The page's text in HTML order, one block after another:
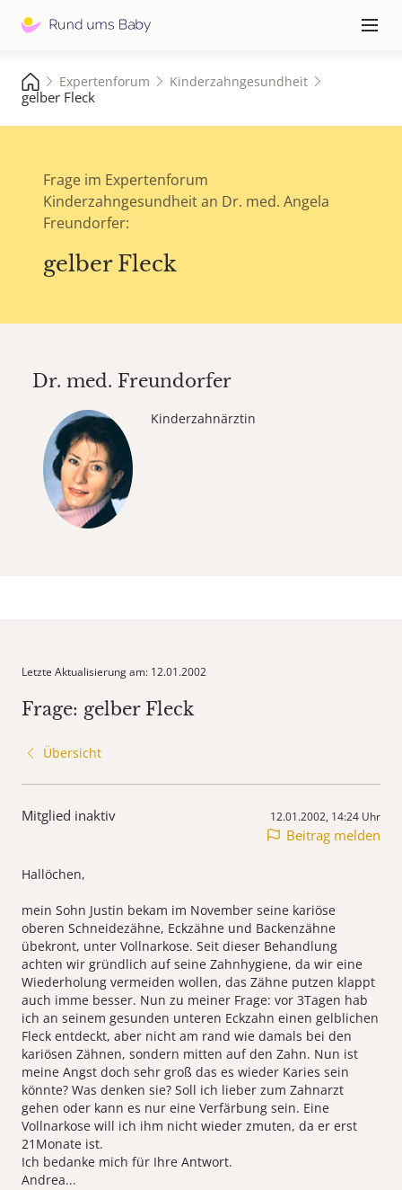
≡
Expertenforum Kinderzahngesundheit
gelber Fleck
Frage im Expertenforum
Kinderzahngesundheit an Dr. med. Angela
Freundorfer:
gelber Fleck
Dr. med. Freundorfer
Kinderzahnärztin
Letzte Aktualisierung am: 12.01.2002
Frage: gelber Fleck
Übersicht
Mitglied inaktiv 12.01.2002, 14:24 Uhr
Beitrag melden
Hallöchen,
mein Sohn Justin bekam im November seine kariöse
oberen Schneidezähne, Eckzähne und Backenzähne
übekront, unter Vollnarkose. Seit dieser Behandlung
achten wir gründlich auf seine Zahnhygiene, da wir eine
Wiederholung vermeiden wollen, das Zähne putzen klappt
auch imme besser. Nun zu meiner Frage: vor 3Tagen hab
ich an seinem gesunden unteren Eckzahn einen gelblichen
Fleck entdeckt, aber nicht am rand wie damals bei den
kariösen Zähnen, sondern mitten auf den Zahn. Nun ist
meine Angst doch sehr groß das es wieder Karies sein
könnte? Was denken sie? Soll ich lieber zum Zahnarzt
gehen oder kann es nur eine Verfärbung sein. Eine
Vollnarkose will ich ihm nicht wieder zmuten, da er erst
21Monate ist.
Ich bedanke mich für Ihre Antwort.
Andrea...